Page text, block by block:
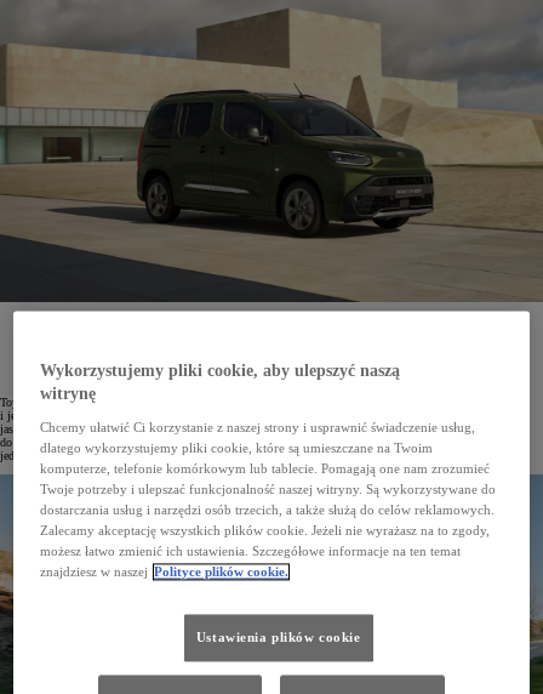
korzystnego leasingu KINTO One z miesięcznymi ratami zaczynającymi się od 1216 zł netto dla
przedsiębiorstw lub od 1496 zł brutto dla klientów indywidualnych.
Toyota PROACE CITY Verso łączy wygodę samochodu osobowego z praktycznością kompaktowego vana
i jest jednym z najchętniej wybieranych modeli w ofercie Toyota Professional. Wyróżnia się przestronnym,
jasnym wnętrzem oraz dużym bagażnikiem, a szeroki wybór akcesoriów umożliwia dopasowanie pojazdu
do indywidualnych potrzeb. Elastyczna aranżacja przestrzeni, wysoka ładowność oraz zróżnicowana oferta
jednostek napędowych sprawiają, że stanowi on bardzo funkcjonalną alternatywę dla SUV-ów.
Wykorzystujemy pliki cookie, aby ulepszyć naszą
witrynę
Chcemy ułatwić Ci korzystanie z naszej strony i usprawnić świadczenie usług,
dlatego wykorzystujemy pliki cookie, które są umieszczane na Twoim
komputerze, telefonie komórkowym lub tablecie. Pomagają one nam zrozumieć
Twoje potrzeby i ulepszać funkcjonalność naszej witryny. Są wykorzystywane do
dostarczania usług i narzędzi osób trzecich, a także służą do celów reklamowych.
Zalecamy akceptację wszystkich plików cookie. Jeżeli nie wyrażasz na to zgody,
możesz łatwo zmienić ich ustawienia. Szczegółowe informacje na ten temat
znajdziesz w naszej Polityce plików cookie.
Ustawienia plików cookie